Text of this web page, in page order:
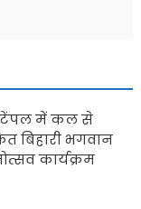
टेंपल में कल से
बिहारी भगवान
कार्यक्रम